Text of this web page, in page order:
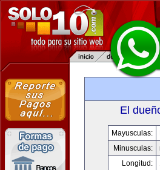
El
Mayusculas:
Minusculas:
Longitud: